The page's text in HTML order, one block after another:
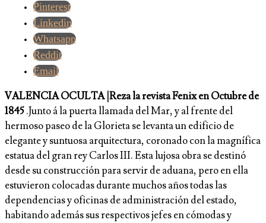
Pinterest
Linkedin
Whatsapp
Reddit
Email
VALENCIA OCULTA |Reza la revista Fenix en Octubre de
1845.Junto á la puerta llamada del Mar, y al frente del
hermoso paseo de la Glorieta se levanta un edificio de
elegante y suntuosa arquitectura, coronado con la magnífica
estatua del gran rey Carlos III. Esta lujosa obra se destinó
desde su construcción para servir de aduana, pero en ella
estuvieron colocadas durante muchos años todas las
dependencias y oficinas de administración del estado,
habitando además sus respectivos jefes en cómodas y